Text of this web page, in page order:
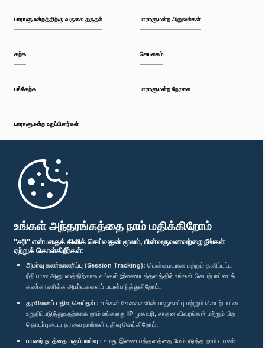
உங்கள் அந்தரங்கத்தை நாம் மதிக்கிறோம்
"சரி" என்பதைக் கிளிக் செய்வதன் மூலம், பின்வருவனவற்றை நீங்கள்
ஏற்றுக் கொள்கிறீர்கள்:
அமர்வு கண்காணிப்பு (Session Tracking): மென்மையான மற்றும் தனிப்பட்ட
ரீதியான அனுபவத்திற்காக எங்கள் இணையத்தளத்தில் உங்கள் செயற்பாட்டைக்
கண்காணிக்க அமர்வுகளைப் பயன்படுத்துகிறோம்.
தரவினைப் பதிவு செய்தல் : எங்கள் சேவைகளின் பாதுகாப்பு மற்றும் செயற்பாட்டை
உறுதிப்படுத்துவதற்காக நாம் உங்களது IP முகவரி, சாதன விவரங்கள் மற்றும் பிற
தொடர்புடைய தரவை நாங்கள் பதிவு செய்கிறோம்.
பயனர் நடத்தை பகுப்பாய்வு : எமது இணையத்தளத்தை மேம்படுத்த நாம் பயனர்
பாராளுமன்றத்திற்கு வருகை தருதல்
கற்க
பங்கேற்க
பாராளுமன்ற உறுப்பினர்கள்
முதற்பக்கம்
பாராளுமன்ற அலுவல்கள்
செயலகம்
பாராளுமன்ற நேரலை
பாராளுமன்ற கையடக்க செயலி
எம்மை பின்தொடர்க :
விருதுகள்